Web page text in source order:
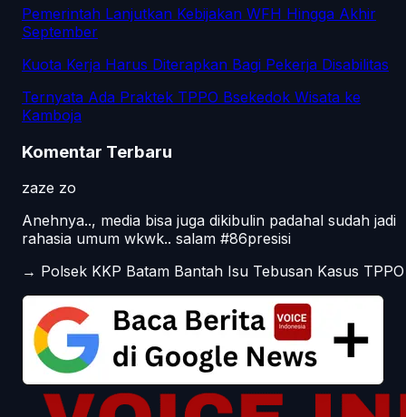
Pemerintah Lanjutkan Kebijakan WFH Hingga Akhir
September
Kuota Kerja Harus Diterapkan Bagi Pekerja Disabilitas
Ternyata Ada Praktek TPPO Bsekedok Wisata ke
Kamboja
Komentar Terbaru
zaze zo
Anehnya.., media bisa juga dikibulin padahal sudah jadi
rahasia umum wkwk.. salam #86presisi
→ Polsek KKP Batam Bantah Isu Tebusan Kasus TPPO